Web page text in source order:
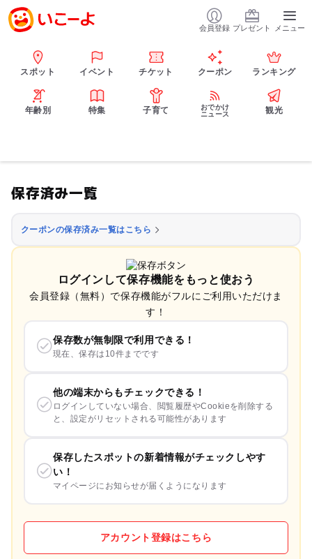
会員登録 プレゼント メニュー
スポット イベント チケット クーポン ランキング
年齢別 特集 子育て
おでかけ
ニュース
観光
保存済み一覧
クーポンの保存済み一覧はこちら
ログインして保存機能をもっと使おう
会員登録（無料）で保存機能がフルにご利用いただけま
す！
保存数が無制限で利用できる！
現在、保存は10件までです
他の端末からもチェックできる！
ログインしていない場合、閲覧履歴やCookieを削除する
と、設定がリセットされる可能性があります
保存したスポットの新着情報がチェックしやす
い！
マイページにお知らせが届くようになります
アカウント登録はこちら